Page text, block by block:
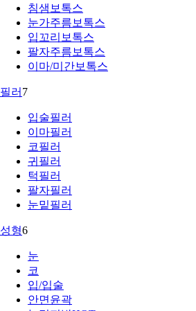
침샘보톡스
눈가주름보톡스
입꼬리보톡스
팔자주름보톡스
이마/미간보톡스
필러 7
입술필러
이마필러
코필러
귀필러
턱필러
팔자필러
눈밑필러
성형6
눈
코
입/입술
안면윤곽